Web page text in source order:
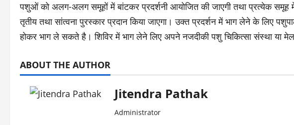
पशुओं को अलग-अलग समूहों में बांटकर प्रदर्शनी आयोजित की जाएगी तथा प्रत्येक समूह
तृतीय तथा सांत्वना पुरस्कार प्रदान किया जाएगा। उक्त प्रदर्शन में भाग लेने के लिए
होकर भाग ले सकते है। शिविर में भाग लेने लिए अपने नजदीकी पशु चिकित्सा संस्था या
ABOUT THE AUTHOR
Jitendra Pathak
Administrator